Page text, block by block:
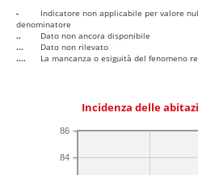
-
Indicatore non applicabile per valore
denominatore
..
Dato non ancora disponibile
...
Dato non rilevato
....
La mancanza o esiguità del fenomeno
Incidenza delle
84
86